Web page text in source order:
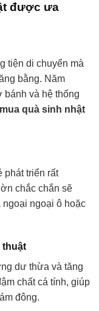
được ưa
tiện di chuyển mà
bằng. Năm
bánh và hệ thống
mua quà sinh nhật
phát triển rất
chắc chắn sẽ
ngoại ngoại ô hoặc
thuật
dư thừa và tăng
chất cá tính, giúp
đông.